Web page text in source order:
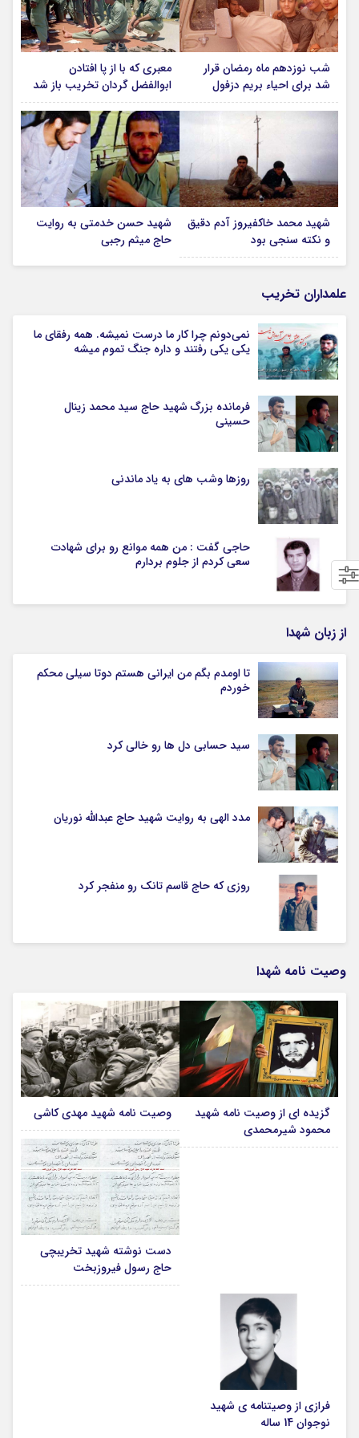
شب نوزدهم ماه رمضان قرار
شد برای احیاء بریم دزفول
معبری که با از پا افتادن
ابوالفضل گردان تخریب باز شد
شهید محمد خاکفیروز آدم دقیق
و نکته سنجی بود
شهید حسن خدمتی به روایت
حاج میثم رجبی
علمداران تخریب
نمی‌دونم چرا کار ما درست نمیشه. همه رفقای ما
یکی یکی رفتند و داره جنگ تموم میشه
فرمانده بزرگ شهید حاج سید محمد زینال
حسینی
روزها وشب های به یاد ماندنی
حاجی گفت : من همه موانع رو برای شهادت
سعی کردم از جلوم بردارم
از زبان شهدا
تا اومدم بگم من ایرانی هستم دوتا سیلی محکم
خوردم
سید حسابی دل ها رو خالی کرد
مدد الهی به روایت شهید حاج عبدالله نوریان
روزی که حاج قاسم تانک رو منفجر کرد
وصیت نامه شهدا
گزیده ای از وصیت نامه شهید
محمود شیرمحمدی
وصیت نامه شهید مهدی کاشی
دست نوشته شهید تخریبچی
حاج رسول فیروزبخت
فرازی از وصیتنامه ی شهید
نوجوان 14 ساله